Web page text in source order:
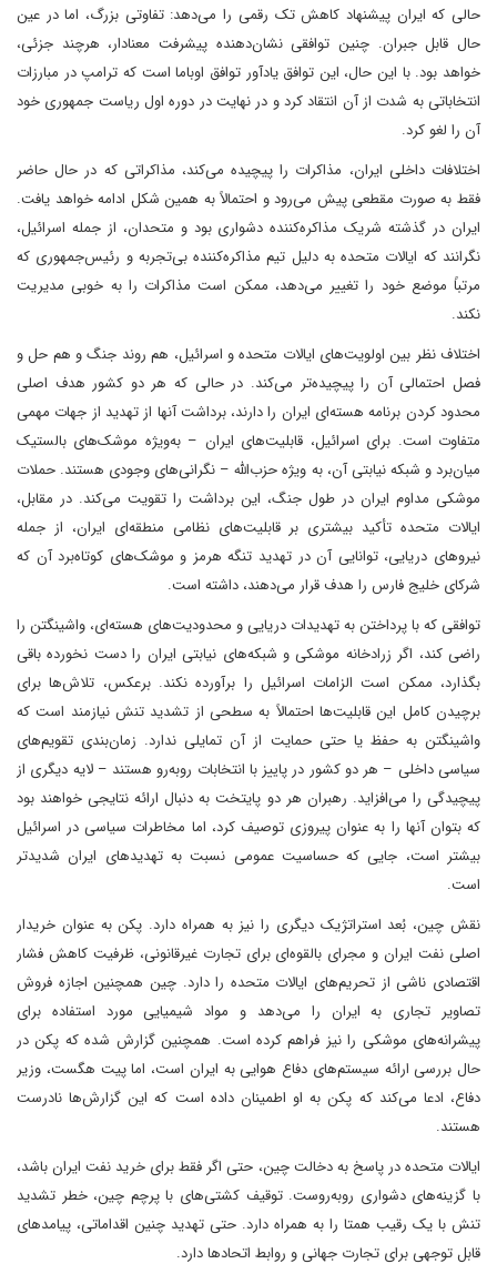
حالی که ایران پیشنهاد کاهش تک رقمی را می‌دهد: تفاوتی بزرگ، اما در عین
حال قابل جبران. چنین توافقی نشان‌دهنده پیشرفت معنادار، هرچند جزئی،
خواهد بود. با این حال، این توافق یادآور توافق اوباما است که ترامپ در مبارزات
انتخاباتی به شدت از آن انتقاد کرد و در نهایت در دوره اول ریاست جمهوری خود
آن را لغو کرد.
اختلافات داخلی ایران، مذاکرات را پیچیده می‌کند، مذاکراتی که در حال حاضر
فقط به صورت مقطعی پیش می‌رود و احتمالاً به همین شکل ادامه خواهد یافت.
ایران در گذشته شریک مذاکره‌کننده دشواری بود و متحدان، از جمله اسرائیل،
نگرانند که ایالات متحده به دلیل تیم مذاکره‌کننده بی‌تجربه و رئیس‌جمهوری که
مرتباً موضع خود را تغییر می‌دهد، ممکن است مذاکرات را به خوبی مدیریت
نکند.
اختلاف نظر بین اولویت‌های ایالات متحده و اسرائیل، هم روند جنگ و هم حل و
فصل احتمالی آن را پیچیده‌تر می‌کند. در حالی که هر دو کشور هدف اصلی
محدود کردن برنامه هسته‌ای ایران را دارند، برداشت آنها از تهدید از جهات مهمی
متفاوت است. برای اسرائیل، قابلیت‌های ایران – به‌ویژه موشک‌های بالستیک
میان‌برد و شبکه نیابتی آن، به ویژه حزب‌الله – نگرانی‌های وجودی هستند. حملات
موشکی مداوم ایران در طول جنگ، این برداشت را تقویت می‌کند. در مقابل،
ایالات متحده تأکید بیشتری بر قابلیت‌های نظامی منطقه‌ای ایران، از جمله
نیروهای دریایی، توانایی آن در تهدید تنگه هرمز و موشک‌های کوتاه‌برد آن که
شرکای خلیج فارس را هدف قرار می‌دهند، داشته است.
توافقی که با پرداختن به تهدیدات دریایی و محدودیت‌های هسته‌ای، واشینگتن را
راضی کند، اگر زرادخانه موشکی و شبکه‌های نیابتی ایران را دست نخورده باقی
بگذارد، ممکن است الزامات اسرائیل را برآورده نکند. برعکس، تلاش‌ها برای
برچیدن کامل این قابلیت‌ها احتمالاً به سطحی از تشدید تنش نیازمند است که
واشینگتن به حفظ یا حتی حمایت از آن تمایلی ندارد. زمان‌بندی تقویم‌های
سیاسی داخلی – هر دو کشور در پاییز با انتخابات روبه‌رو هستند – لایه دیگری از
پیچیدگی را می‌افزاید. رهبران هر دو پایتخت به دنبال ارائه نتایجی خواهند بود
که بتوان آنها را به عنوان پیروزی توصیف کرد، اما مخاطرات سیاسی در اسرائیل
بیشتر است، جایی که حساسیت عمومی نسبت به تهدیدهای ایران شدیدتر
است.
نقش چین، بُعد استراتژیک دیگری را نیز به همراه دارد. پکن به عنوان خریدار
اصلی نفت ایران و مجرای بالقوه‌ای برای تجارت غیرقانونی، ظرفیت کاهش فشار
اقتصادی ناشی از تحریم‌های ایالات متحده را دارد. چین همچنین اجازه فروش
تصاویر تجاری به ایران را می‌دهد و مواد شیمیایی مورد استفاده برای
پیشرانه‌های موشکی را نیز فراهم کرده است. همچنین گزارش شده که پکن در
حال بررسی ارائه سیستم‌های دفاع هوایی به ایران است، اما پیت هگست، وزیر
دفاع، ادعا می‌کند که پکن به او اطمینان داده است که این گزارش‌ها نادرست
هستند.
ایالات متحده در پاسخ به دخالت چین، حتی اگر فقط برای خرید نفت ایران باشد،
با گزینه‌های دشواری روبه‌روست. توقیف کشتی‌های با پرچم چین، خطر تشدید
تنش با یک رقیب همتا را به همراه دارد. حتی تهدید چنین اقداماتی، پیامدهای
قابل توجهی برای تجارت جهانی و روابط اتحادها دارد.